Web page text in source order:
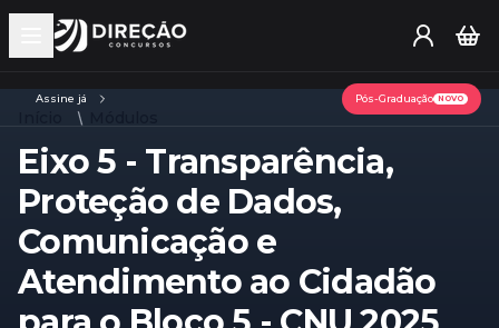
Open main menu
Assine já Pós-Graduação NOVO
Eixo 5 - Transparência,
Proteção de Dados,
Comunicação e
Atendimento ao Cidadão